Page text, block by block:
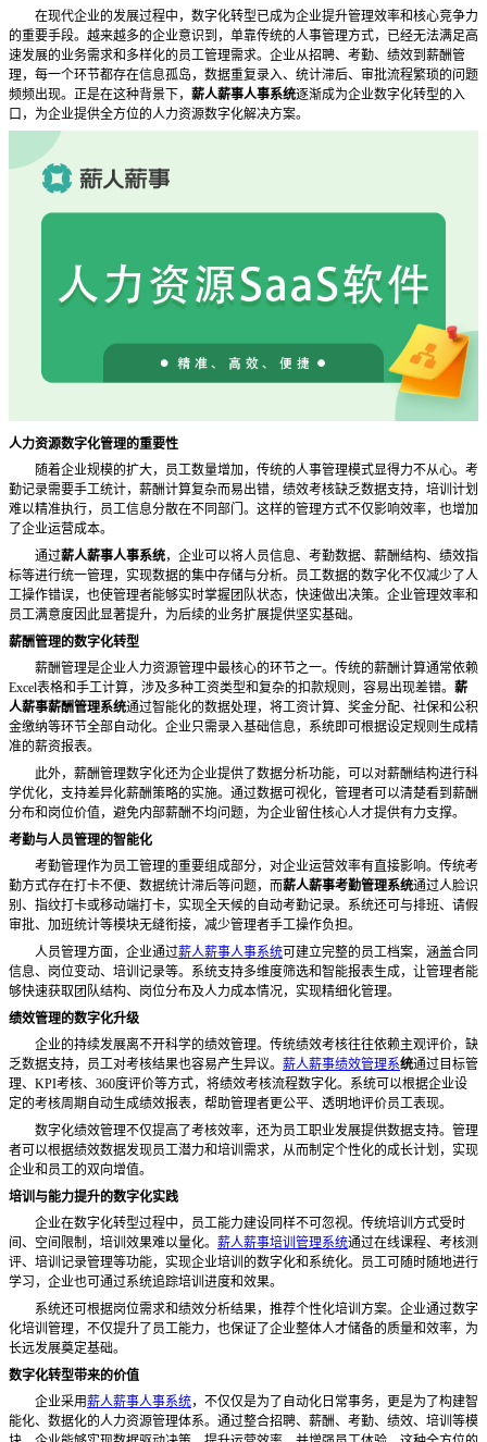
在现代企业的发展过程中，数字化转型已成为企业提升管理效率和核心竞争力
的重要手段。越来越多的企业意识到，单靠传统的人事管理方式，已经无法满足高
速发展的业务需求和多样化的员工管理需求。企业从招聘、考勤、绩效到薪酬管
理，每一个环节都存在信息孤岛，数据重复录入、统计滞后、审批流程繁琐的问题
频频出现。正是在这种背景下， 薪人薪事人事系统逐渐成为企业数字化转型的入
口，为企业提供全方位的人力资源数字化解决方案。
人力资源数字化管理的重要性
随着企业规模的扩大，员工数量增加，传统的人事管理模式显得力不从心。考
勤记录需要手工统计，薪酬计算复杂而易出错，绩效考核缺乏数据支持，培训计划
难以精准执行，员工信息分散在不同部门。这样的管理方式不仅影响效率，也增加
了企业运营成本。
通过薪人薪事人事系统，企业可以将人员信息、考勤数据、薪酬结构、绩效指
标等进行统一管理，实现数据的集中存储与分析。员工数据的数字化不仅减少了人
工操作错误，也使管理者能够实时掌握团队状态，快速做出决策。企业管理效率和
员工满意度因此显著提升，为后续的业务扩展提供坚实基础。
薪酬管理的数字化转型
薪酬管理是企业人力资源管理中最核心的环节之一。传统的薪酬计算通常依赖
Excel表格和手工计算，涉及多种工资类型和复杂的扣款规则，容易出现差错。 薪
人薪事薪酬管理系统通过智能化的数据处理，将工资计算、奖金分配、社保和公积
金缴纳等环节全部自动化。企业只需录入基础信息，系统即可根据设定规则生成精
准的薪资报表。
此外，薪酬管理数字化还为企业提供了数据分析功能，可以对薪酬结构进行科
学优化，支持差异化薪酬策略的实施。通过数据可视化，管理者可以清楚看到薪酬
分布和岗位价值，避免内部薪酬不均问题，为企业留住核心人才提供有力支撑。
考勤与人员管理的智能化
考勤管理作为员工管理的重要组成部分，对企业运营效率有直接影响。传统考
勤方式存在打卡不便、数据统计滞后等问题，而薪人薪事考勤管理系统通过人脸识
别、指纹打卡或移动端打卡，实现全天候的自动考勤记录。系统还可与排班、请假
审批、加班统计等模块无缝衔接，减少管理者手工操作负担。
人员管理方面，企业通过薪人薪事人事系统可建立完整的员工档案，涵盖合同
信息、岗位变动、培训记录等。系统支持多维度筛选和智能报表生成，让管理者能
够快速获取团队结构、岗位分布及人力成本情况，实现精细化管理。
绩效管理的数字化升级
企业的持续发展离不开科学的绩效管理。传统绩效考核往往依赖主观评价，缺
乏数据支持，员工对考核结果也容易产生异议。 薪人薪事绩效管理系统通过目标管
理、 KPI考核、360度评价等方式，将绩效考核流程数字化。系统可以根据企业设
定的考核周期自动生成绩效报表，帮助管理者更公平、透明地评价员工表现。
数字化绩效管理不仅提高了考核效率，还为员工职业发展提供数据支持。管理
者可以根据绩效数据发现员工潜力和培训需求，从而制定个性化的成长计划，实现
企业和员工的双向增值。
培训与能力提升的数字化实践
企业在数字化转型过程中，员工能力建设同样不可忽视。传统培训方式受时
间、空间限制，培训效果难以量化。 薪人薪事培训管理系统通过在线课程、考核测
评、培训记录管理等功能，实现企业培训的数字化和系统化。员工可随时随地进行
学习，企业也可通过系统追踪培训进度和效果。
系统还可根据岗位需求和绩效分析结果，推荐个性化培训方案。企业通过数字
化培训管理，不仅提升了员工能力，也保证了企业整体人才储备的质量和效率，为
长远发展奠定基础。
数字化转型带来的价值
企业采用薪人薪事人事系统，不仅仅是为了自动化日常事务，更是为了构建智
能化、数据化的人力资源管理体系。通过整合招聘、薪酬、考勤、绩效、培训等模